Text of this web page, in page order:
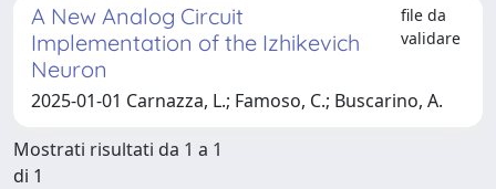
A New Analog Circuit
Implementation of the Izhikevich
Neuron
file da
validare
2025-01-01 Carnazza, L.; Famoso, C.; Buscarino, A.
Mostrati risultati da 1 a 1
di 1